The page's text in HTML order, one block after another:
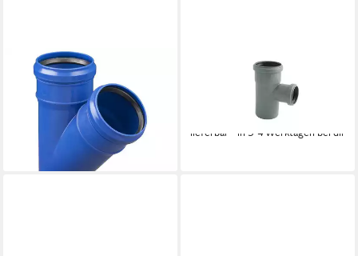
MARLEY DEUTSCHLAND GMBH
HT-Rohr Marley HT-Abzweig
DN 110/50 Schallgedämmt,
10,54 €
lieferbar - in 3-4 Werktagen bei dir
MARLEY DEUTSCHLAND GMBH
HT-Rohr Marley HT-Abzweig
lieferbar - in 3-4 Werktagen bei dir